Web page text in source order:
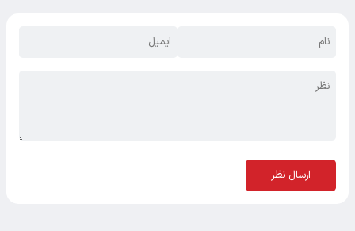
ارسال نظر